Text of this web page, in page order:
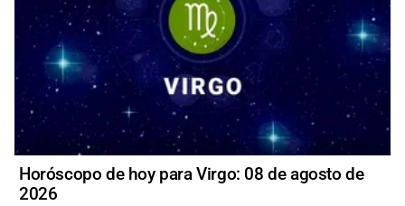
Horóscopo de hoy para Virgo: 08 de agosto de
2026